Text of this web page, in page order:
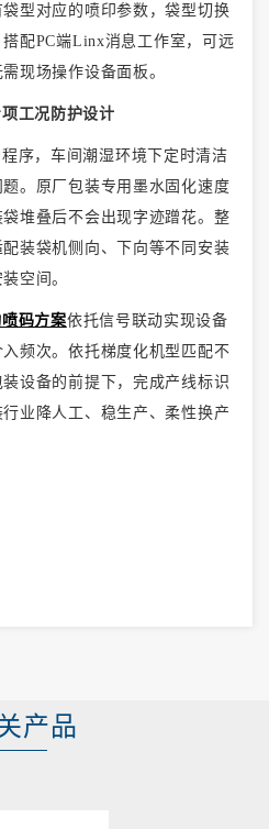
型对应的喷印参数，袋型切换
配PC端Linx消息工作室，可远
现场操作设备面板。
工况防护设计
序，车间潮湿环境下定时清洁
。原厂包装专用墨水固化速度
堆叠后不会出现字迹蹭花。整
装袋机侧向、下向等不同安装
空间。
码方案依托信号联动实现设备
频次。依托梯度化机型匹配不
设备的前提下，完成产线标识
业降人工、稳生产、柔性换产
产品